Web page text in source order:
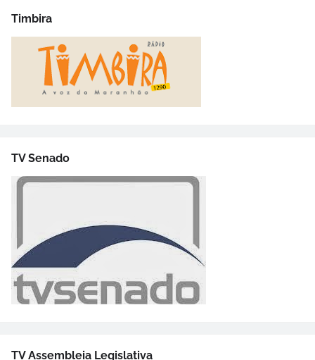
Timbira
TV Senado
TV Assembleia Legislativa